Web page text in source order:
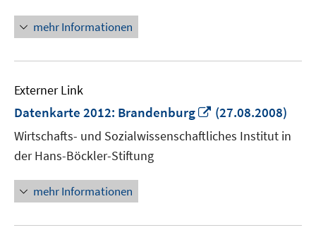
mehr Informationen
Externer Link
Datenkarte 2012: Brandenburg
In
neuem
Fenster
(27.08.2008)
Wirtschafts- und Sozialwissenschaftliches Institut in
der Hans-Böckler-Stiftung
mehr Informationen